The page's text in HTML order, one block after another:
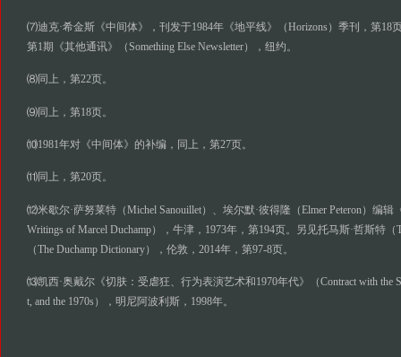
⑺迪克·希金斯《中间体》，刊发于1984年《地平线》（Horizons）季刊，第18
第1期《其他通讯》（Something Else Newsletter），纽约。
⑻同上，第22页。
⑼同上，第18页。
⑽1981年对《中间体》的补编，同上，第27页。
⑾同上，第20页。
⑿米歇尔·萨努莱特（Michel Sanouillet）、埃尔默·彼得隆（Elmer Peteron）编辑
Writings of Marcel Duchamp），牛津，1973年，第194页。另见托马斯·哲斯特
（The Duchamp Dictionary），伦敦，2014年，第97-8页。
⒀凯西·奥戴尔《切肤：受虐狂、行为表演艺术和1970年代》（Contract with the
t, and the 1970s），明尼阿波利斯，1998年。